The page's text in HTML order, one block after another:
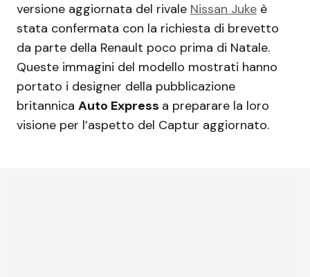
versione aggiornata del rivale Nissan Juke è
stata confermata con la richiesta di brevetto
da parte della Renault poco prima di Natale.
Queste immagini del modello mostrati hanno
portato i designer della pubblicazione
britannica Auto Express a preparare la loro
visione per l’aspetto del Captur aggiornato.